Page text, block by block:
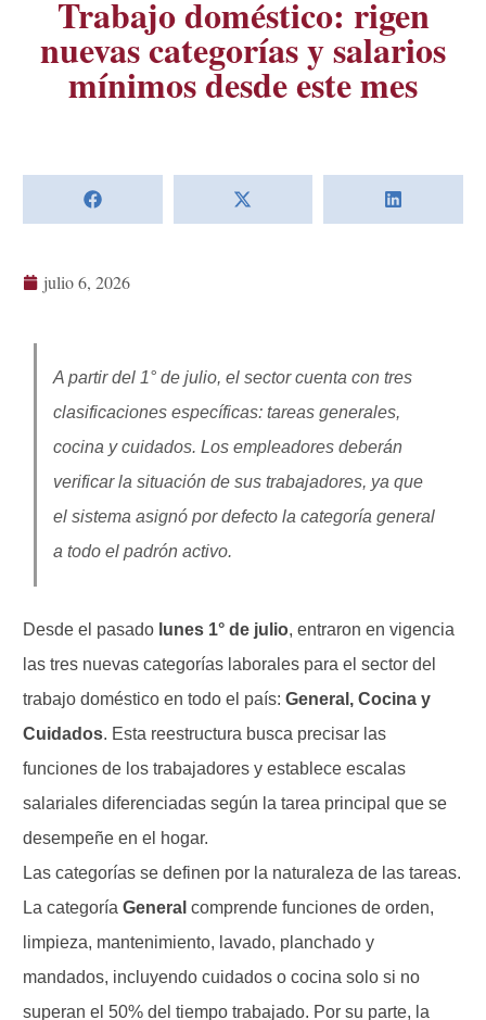
Trabajo doméstico: rigen
nuevas categorías y salarios
mínimos desde este mes
julio 6, 2026
A partir del 1° de julio, el sector cuenta con tres
clasificaciones específicas: tareas generales,
cocina y cuidados. Los empleadores deberán
verificar la situación de sus trabajadores, ya que
el sistema asignó por defecto la categoría general
a todo el padrón activo.
Desde el pasado lunes 1° de julio, entraron en vigencia
las tres nuevas categorías laborales para el sector del
trabajo doméstico en todo el país: General, Cocina y
Cuidados. Esta reestructura busca precisar las
funciones de los trabajadores y establece escalas
salariales diferenciadas según la tarea principal que se
desempeñe en el hogar.
Las categorías se definen por la naturaleza de las tareas.
La categoría General comprende funciones de orden,
limpieza, mantenimiento, lavado, planchado y
mandados, incluyendo cuidados o cocina solo si no
superan el 50% del tiempo trabajado. Por su parte, la